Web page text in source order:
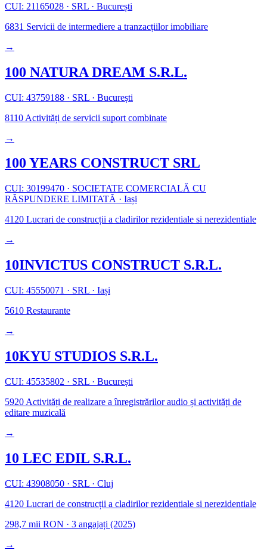
CUI: 21165028 · SRL · București
6831 Servicii de intermediere a tranzacțiilor imobiliare
→
100 NATURA DREAM S.R.L.
CUI: 43759188 · SRL · București
8110 Activități de servicii suport combinate
→
100 YEARS CONSTRUCT SRL
CUI: 30199470 · SOCIETATE COMERCIALĂ CU
RĂSPUNDERE LIMITATĂ · Iași
4120 Lucrari de construcții a cladirilor rezidentiale si nerezidentiale
→
10INVICTUS CONSTRUCT S.R.L.
CUI: 45550071 · SRL · Iași
5610 Restaurante
→
10KYU STUDIOS S.R.L.
CUI: 45535802 · SRL · București
5920 Activități de realizare a înregistrărilor audio și activități de
editare muzicală
→
10 LEC EDIL S.R.L.
CUI: 43908050 · SRL · Cluj
4120 Lucrari de construcții a cladirilor rezidentiale si nerezidentiale
298,7 mii RON · 3 angajați (2025)
→